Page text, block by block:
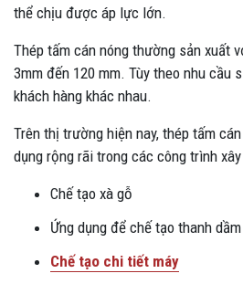
thể chịu được áp lực lớn.
Thép tấm cán nóng thường sản xuất
3mm đến 120 mm. Tùy theo nhu cầu
khách hàng khác nhau.
Trên thị trường hiện nay, thép tấm
dụng rộng rãi trong các công trình
Chế tạo xà gỗ
Ứng dụng để chế tạo thanh
Chế tạo chi tiết máy